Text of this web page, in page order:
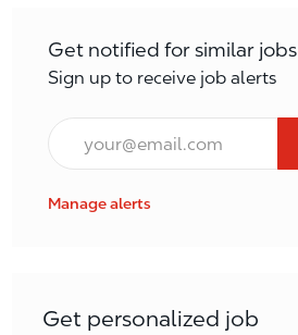
Get notified for similar jobs
Sign up to receive job alerts
Email*
Manage alerts
Get personalized job